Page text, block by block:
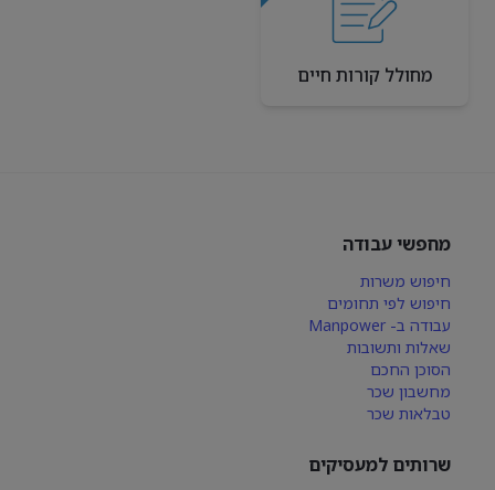
מחולל קורות חיים
מחפשי עבודה
חיפוש משרות
חיפוש לפי תחומים
עבודה ב- Manpower
שאלות ותשובות
הסוכן החכם
מחשבון שכר
טבלאות שכר
שרותים למעסיקים